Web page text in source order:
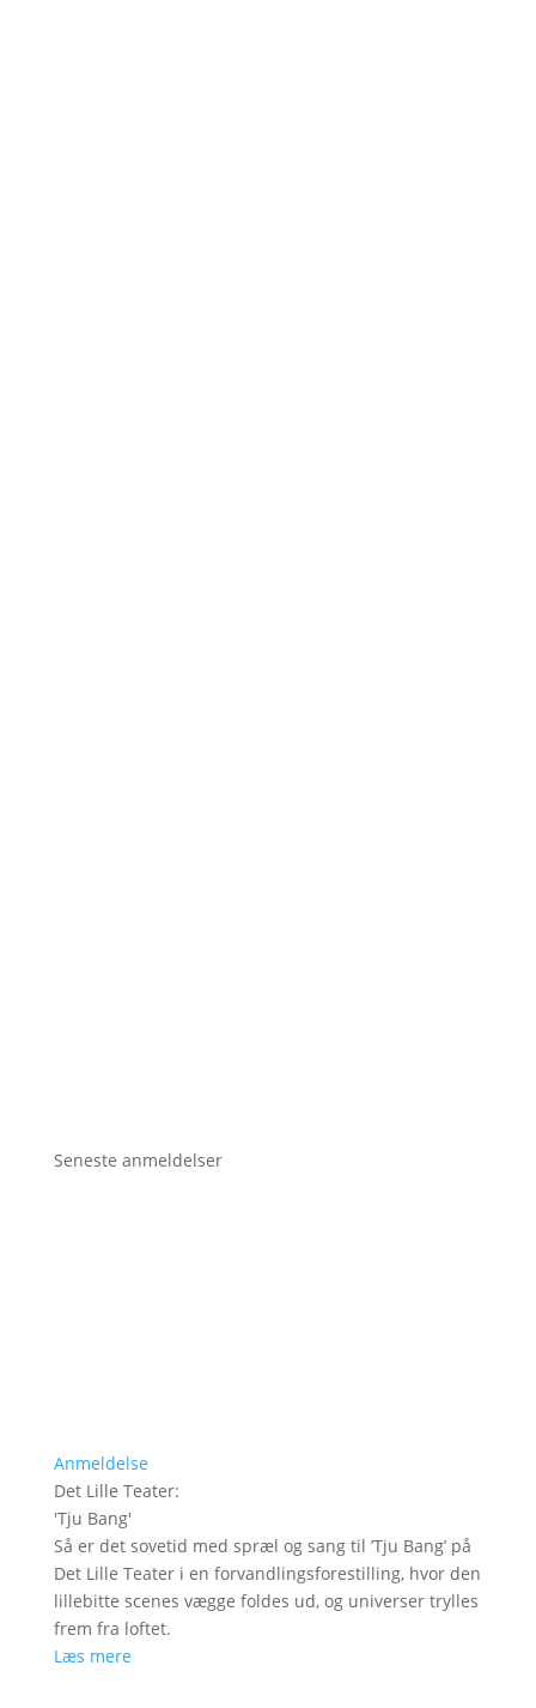
Seneste anmeldelser
Anmeldelse
Det Lille Teater:
'Tju Bang'
Så er det sovetid med spræl og sang til ’Tju Bang’ på
Det Lille Teater i en forvandlingsforestilling, hvor den
lillebitte scenes vægge foldes ud, og universer trylles
frem fra loftet.
Læs mere